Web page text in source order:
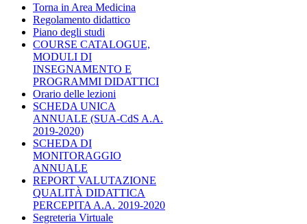
Torna in Area Medicina
Regolamento didattico
Piano degli studi
COURSE CATALOGUE,
MODULI DI
INSEGNAMENTO E
PROGRAMMI DIDATTICI
Orario delle lezioni
SCHEDA UNICA
ANNUALE (SUA-CdS A.A.
2019-2020)
SCHEDA DI
MONITORAGGIO
ANNUALE
REPORT VALUTAZIONE
QUALITÀ DIDATTICA
PERCEPITA A.A. 2019-2020
Segreteria Virtuale